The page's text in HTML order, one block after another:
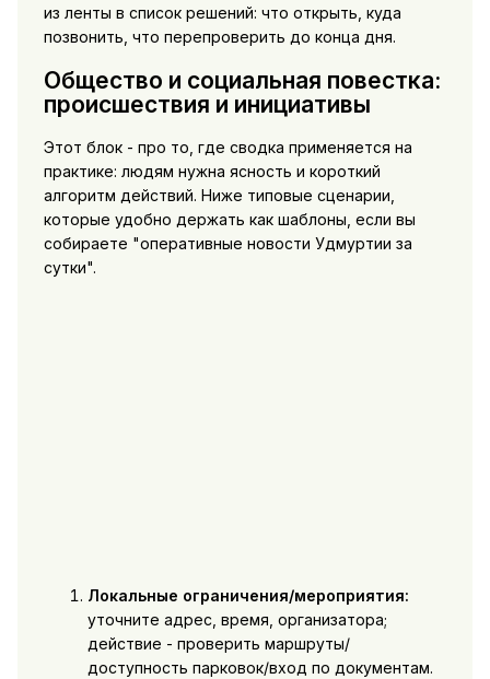
из ленты в список решений: что открыть, куда
позвонить, что перепроверить до конца дня.
Общество и социальная повестка:
происшествия и инициативы
Этот блок - про то, где сводка применяется на
практике: людям нужна ясность и короткий
алгоритм действий. Ниже типовые сценарии,
которые удобно держать как шаблоны, если вы
собираете "оперативные новости Удмуртии за
сутки".
Локальные ограничения/мероприятия:
уточните адрес, время, организатора;
действие - проверить маршруты/
доступность парковок/вход по документам.